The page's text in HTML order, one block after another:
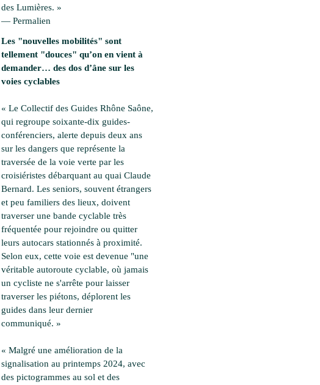
des Lumières. »
— Permalien
Les "nouvelles mobilités" sont
tellement "douces" qu’on en vient à
demander… des dos d’âne sur les
voies cyclables
« Le Collectif des Guides Rhône Saône,
qui regroupe soixante-dix guides-
conférenciers, alerte depuis deux ans
sur les dangers que représente la
traversée de la voie verte par les
croisiéristes débarquant au quai Claude
Bernard. Les seniors, souvent étrangers
et peu familiers des lieux, doivent
traverser une bande cyclable très
fréquentée pour rejoindre ou quitter
leurs autocars stationnés à proximité.
Selon eux, cette voie est devenue "une
véritable autoroute cyclable, où jamais
un cycliste ne s'arrête pour laisser
traverser les piétons, déplorent les
guides dans leur dernier
communiqué. »
« Malgré une amélioration de la
signalisation au printemps 2024, avec
des pictogrammes au sol et des